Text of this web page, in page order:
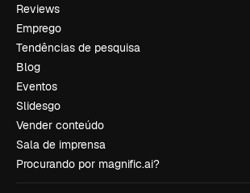
Reviews
Emprego
Tendências de pesquisa
Blog
Eventos
Slidesgo
Vender conteúdo
Sala de imprensa
Procurando por magnific.ai?